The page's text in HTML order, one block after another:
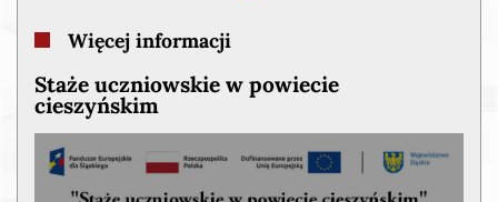
Więcej informacji
Staże uczniowskie w powiecie
cieszyńskim